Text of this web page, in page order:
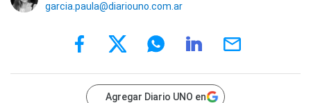
garcia.paula@diariouno.com.ar
Agregar Diario UNO en